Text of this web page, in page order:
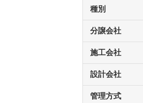
種別
分譲会社
施工会社
設計会社
管理方式